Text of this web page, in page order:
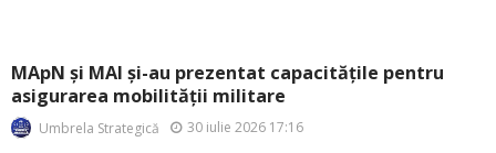
MApN și MAI și-au prezentat capacitățile pentru
asigurarea mobilității militare
Umbrela Strategică 30 iulie 2026 17:16